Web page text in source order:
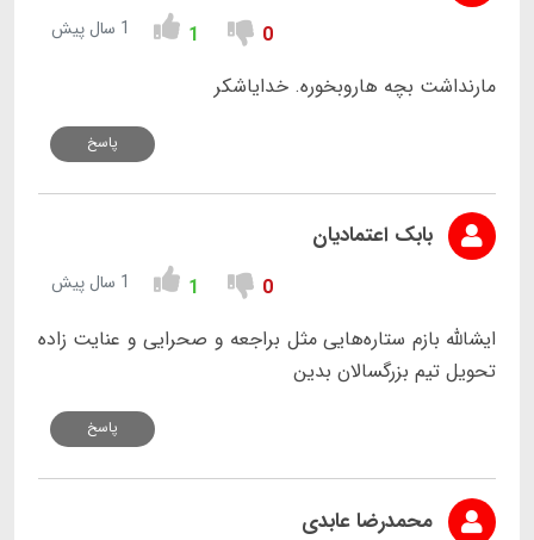
0
1 1 سال پیش
مارنداشت بچه هاروبخوره. خدایاشکر
پاسخ
بابک اعتمادیان
0
1 1 سال پیش
ایشالله بازم ستاره‌هایی مثل براجعه و صحرایی و عنایت زاده
تحویل تیم بزرگسالان بدین
پاسخ
محمدرضا عابدی